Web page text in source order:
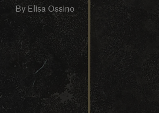
Italiano
By Elisa Ossino